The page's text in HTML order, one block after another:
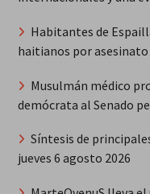
Habitantes de
haitianos por
Musulmán médico
demócrata al Senado
Síntesis de
jueves 6 agosto 2026